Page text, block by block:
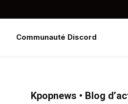
Communauté Discord
Kpopnews • Blog